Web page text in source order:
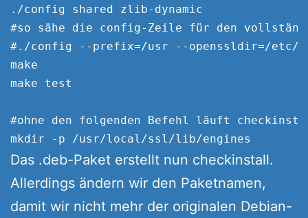
./config shared zlib-dynamic
#so sähe die config-Zeile für den
#./config --prefix=/usr --openssldir=/etc/
make
make test
#ohne den folgenden Befehl läuft
Das .deb-Paket erstellt nun checkinstall.
Allerdings ändern wir den Paketnamen,
damit wir nicht mehr der originalen Debian-